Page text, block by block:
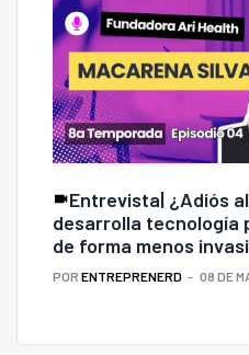
Entrevista| ¿Adiós
desarrolla tecnología
de forma menos
POR ENTREPRENERD 08 DE